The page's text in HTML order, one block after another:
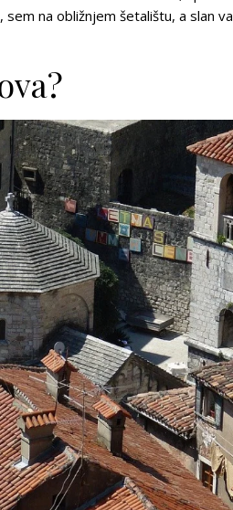
na obližnjem šetalištu, a slan